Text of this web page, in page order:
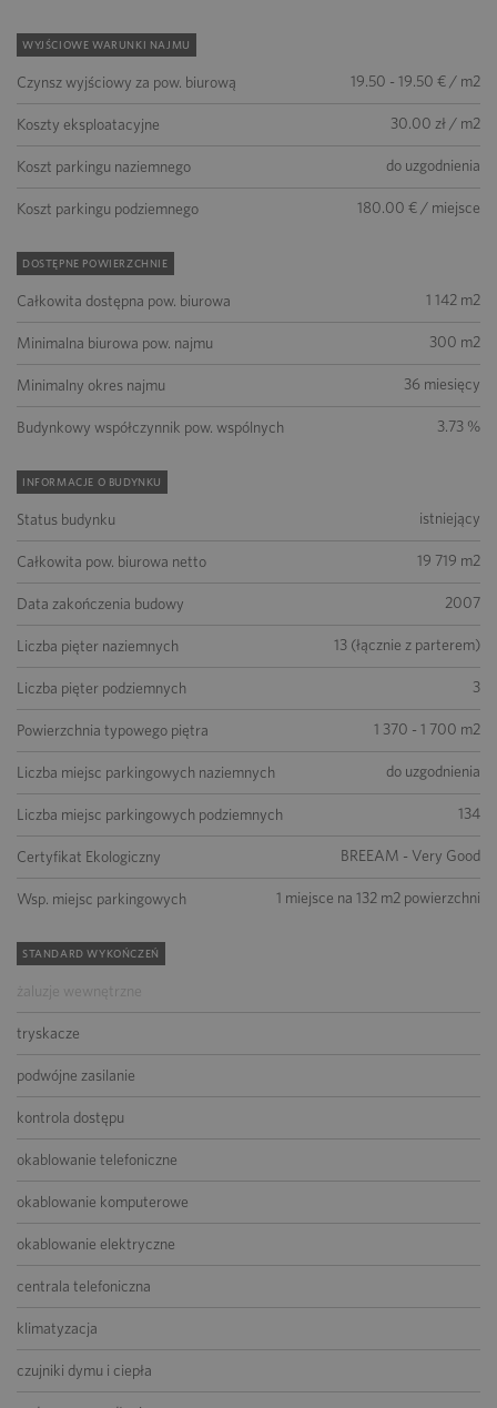
WYJŚCIOWE WARUNKI NAJMU
Czynsz wyjściowy za pow. biurową 19.50 - 19.50 € / m2
Koszty eksploatacyjne 30.00 zł / m2
Koszt parkingu naziemnego do uzgodnienia
Koszt parkingu podziemnego 180.00 € / miejsce
DOSTĘPNE POWIERZCHNIE
Całkowita dostępna pow. biurowa 1 142 m2
Minimalna biurowa pow. najmu 300 m2
Minimalny okres najmu 36 miesięcy
Budynkowy współczynnik pow. wspólnych 3.73 %
INFORMACJE O BUDYNKU
Status budynku istniejący
Całkowita pow. biurowa netto 19 719 m2
Data zakończenia budowy 2007
Liczba pięter naziemnych 13 (łącznie z parterem)
Liczba pięter podziemnych 3
Powierzchnia typowego piętra 1 370 - 1 700 m2
Liczba miejsc parkingowych naziemnych do uzgodnienia
Liczba miejsc parkingowych podziemnych 134
Certyfikat Ekologiczny BREEAM - Very Good
Wsp. miejsc parkingowych 1 miejsce na 132 m2 powierzchni
STANDARD WYKOŃCZEŃ
żaluzje wewnętrzne
tryskacze
podwójne zasilanie
kontrola dostępu
okablowanie telefoniczne
okablowanie komputerowe
okablowanie elektryczne
centrala telefoniczna
klimatyzacja
czujniki dymu i ciepła